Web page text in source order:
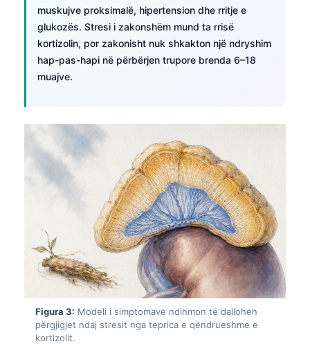
muskujve proksimalë, hipertension dhe rritje e
glukozës. Stresi i zakonshëm mund ta rrisë
kortizolin, por zakonisht nuk shkakton një ndryshim
hap-pas-hapi në përbërjen trupore brenda 6–18
muajve.
Figura 3: Modeli i simptomave ndihmon të dallohen
përgjigjet ndaj stresit nga teprica e qëndrueshme e
kortizolit.